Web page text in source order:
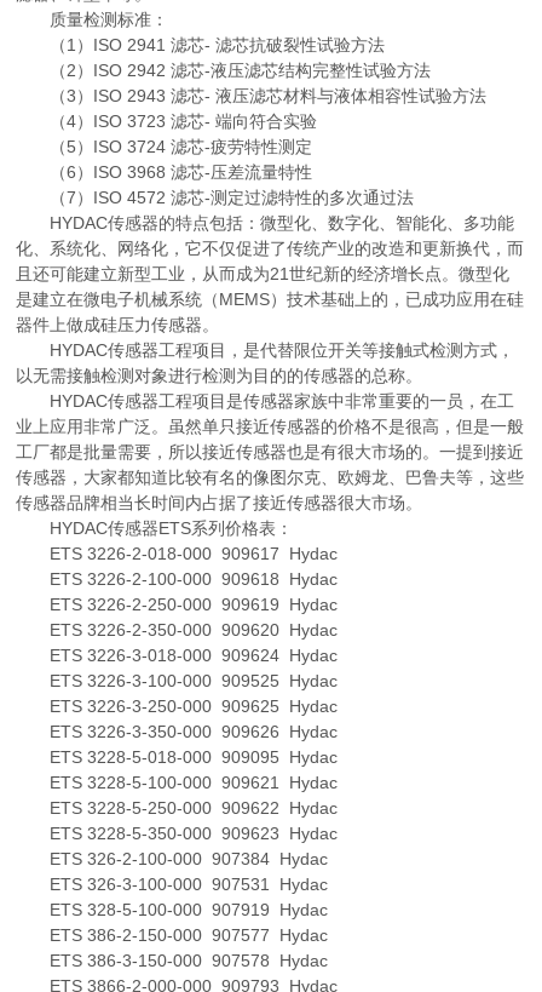
质量检测标准：
（1）ISO 2941 滤芯- 滤芯抗破裂性试验方法
（2）ISO 2942 滤芯-液压滤芯结构完整性试验方法
（3）ISO 2943 滤芯- 液压滤芯材料与液体相容性试验方法
（4）ISO 3723 滤芯- 端向符合实验
（5）ISO 3724 滤芯-疲劳特性测定
（6）ISO 3968 滤芯-压差流量特性
（7）ISO 4572 滤芯-测定过滤特性的多次通过法
HYDAC传感器的特点包括：微型化、数字化、智能化、多功能
化、系统化、网络化，它不仅促进了传统产业的改造和更新换代，而
且还可能建立新型工业，从而成为21世纪新的经济增长点。微型化
是建立在微电子机械系统（MEMS）技术基础上的，已成功应用在硅
器件上做成硅压力传感器。
HYDAC传感器工程项目，是代替限位开关等接触式检测方式，
以无需接触检测对象进行检测为目的的传感器的总称。
HYDAC传感器工程项目是传感器家族中非常重要的一员，在工
业上应用非常广泛。虽然单只接近传感器的价格不是很高，但是一般
工厂都是批量需要，所以接近传感器也是有很大市场的。一提到接近
传感器，大家都知道比较有名的像图尔克、欧姆龙、巴鲁夫等，这些
传感器品牌相当长时间内占据了接近传感器很大市场。
HYDAC传感器ETS系列价格表：
ETS 3226-2-018-000 909617 Hydac
ETS 3226-2-100-000 909618 Hydac
ETS 3226-2-250-000 909619 Hydac
ETS 3226-2-350-000 909620 Hydac
ETS 3226-3-018-000 909624 Hydac
ETS 3226-3-100-000 909525 Hydac
ETS 3226-3-250-000 909625 Hydac
ETS 3226-3-350-000 909626 Hydac
ETS 3228-5-018-000 909095 Hydac
ETS 3228-5-100-000 909621 Hydac
ETS 3228-5-250-000 909622 Hydac
ETS 3228-5-350-000 909623 Hydac
ETS 326-2-100-000 907384 Hydac
ETS 326-3-100-000 907531 Hydac
ETS 328-5-100-000 907919 Hydac
ETS 386-2-150-000 907577 Hydac
ETS 386-3-150-000 907578 Hydac
ETS 3866-2-000-000 909793 Hydac